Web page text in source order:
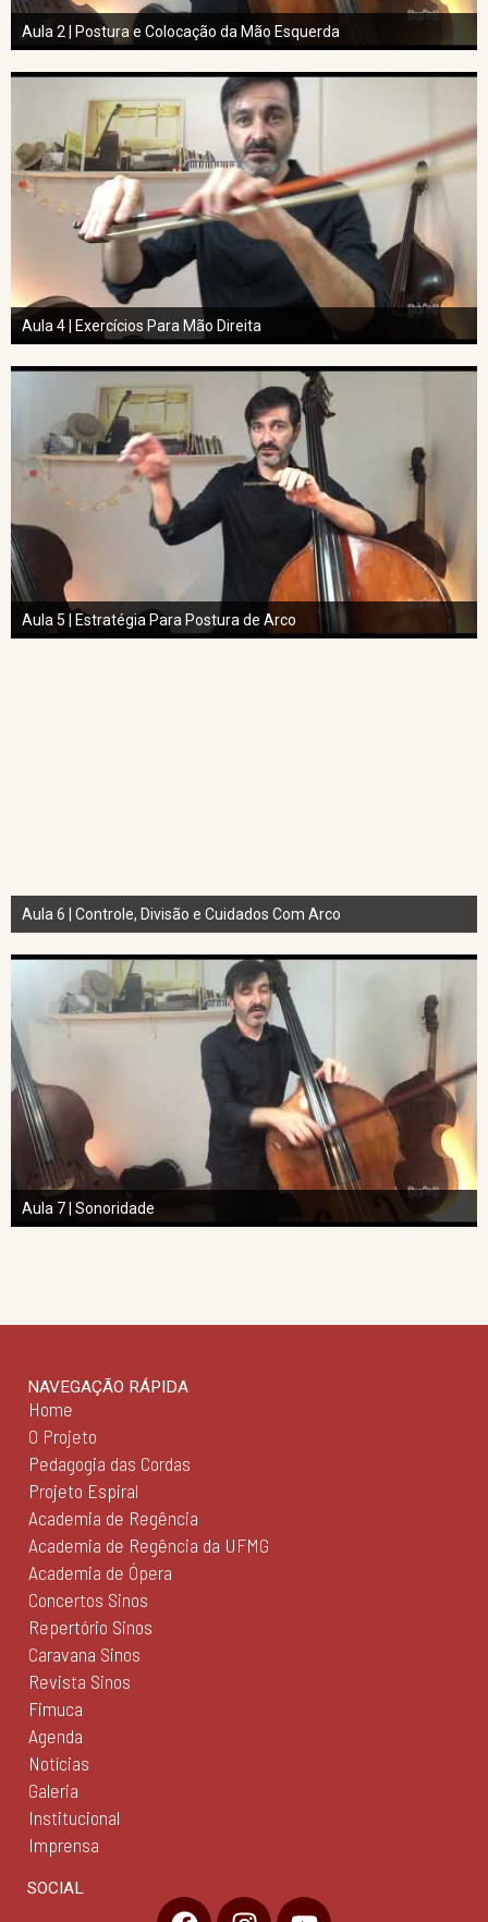
Aula 2 | Postura e Colocação da Mão Esquerda
Aula 4 | Exercícios Para Mão Direita
Aula 5 | Estratégia Para Postura de Arco
Aula 6 | Controle, Divisão e Cuidados Com Arco
Aula 7 | Sonoridade
NAVEGAÇÃO RÁPIDA
Home
O Projeto
Pedagogia das Cordas
Projeto Espiral
Academia de Regência
Academia de Regência da UFMG
Academia de Ópera
Concertos Sinos
Repertório Sinos
Caravana Sinos
Revista Sinos
Fimuca
Agenda
Notícias
Galeria
Institucional
Imprensa
SOCIAL